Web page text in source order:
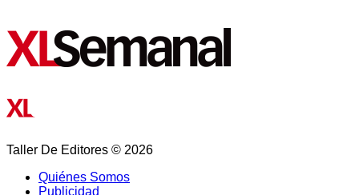
Taller De Editores © 2026
Quiénes Somos
Publicidad